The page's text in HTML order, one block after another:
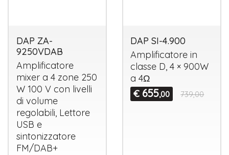
DAP ZA-
9250VDAB
Amplificatore
mixer a 4 zone 250
W 100 V con livelli
di volume
regolabili, Lettore
USB e
sintonizzatore
FM/DAB+
DAP SI-4.900
Amplificatore in
classe D, 4 × 900W
a 4Ω
€ 655,00 739,00